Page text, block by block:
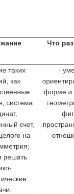
Что
таких
как
система
счет,
на
решать
-
форме и